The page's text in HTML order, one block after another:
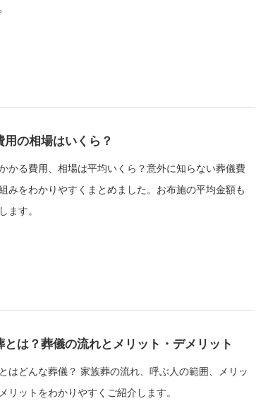
用の相場はいくら？
かる費用、相場は平均いくら？意外に知らない葬儀費
みをわかりやすくまとめました。お布施の平均金額も
ます。
とは？葬儀の流れとメリット・デメリット
はどんな葬儀？ 家族葬の流れ、呼ぶ人の範囲、メリッ
リットをわかりやすくご紹介します。